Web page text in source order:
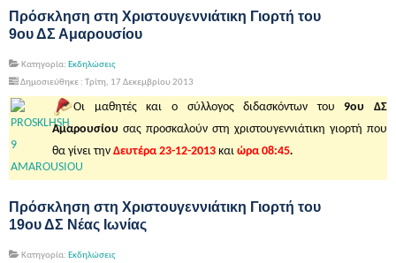
Πρόσκληση στη Χριστουγεννιάτικη Γιορτή του
9ου ΔΣ Αμαρουσίου
Κατηγορία: Εκδηλώσεις
Δημοσιεύθηκε : Τρίτη, 17 Δεκεμβρίου 2013
Οι μαθητές και ο σύλλογος διδασκόντων του9ου ΔΣ
Αμαρουσίου σας προσκαλούν στη χριστουγεννιάτικη γιορτή που
θα γίνει την Δευτέρα23-12-2013 και ώρα 08:45.
Πρόσκληση στη Χριστουγεννιάτικη Γιορτή του
19ου ΔΣ Νέας Ιωνίας
Κατηγορία: Εκδηλώσεις